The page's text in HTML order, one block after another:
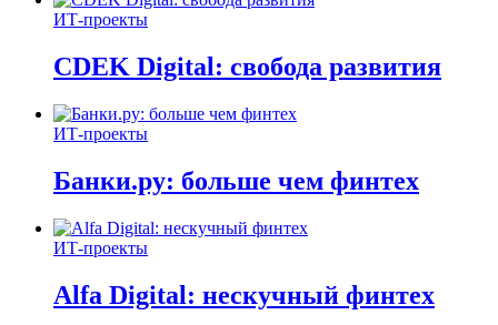
ИТ-проекты
CDEK Digital: свобода развития
ИТ-проекты
Банки.ру: больше чем финтех
ИТ-проекты
Alfa Digital: нескучный финтех